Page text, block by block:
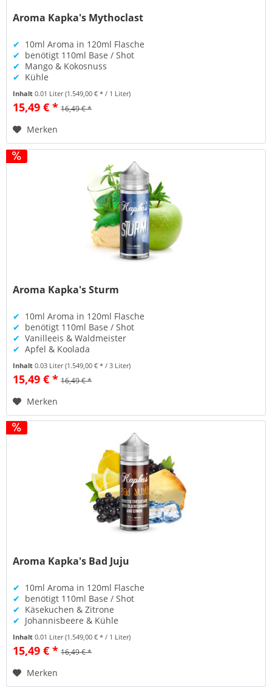
Aroma Kapka's Mythoclast
✔ 10ml Aroma in 120ml Flasche
✔ benötigt 110ml Base / Shot
✔ Mango & Kokosnuss
✔ Kühle
Inhalt0.01 Liter(1.549,00 € * / 1 Liter)
15,49 € * 16,49 € *
Merken
Aroma Kapka's Sturm
✔ 10ml Aroma in 120ml Flasche
✔ benötigt 110ml Base / Shot
✔ Vanilleeis & Waldmeister
✔ Apfel & Koolada
Inhalt0.03 Liter(1.549,00 € * / 3 Liter)
15,49 € * 16,49 € *
Merken
Aroma Kapka's Bad Juju
✔ 10ml Aroma in 120ml Flasche
✔ benötigt 110ml Base / Shot
✔ Käsekuchen & Zitrone
✔ Johannisbeere & Kühle
Inhalt0.01 Liter(1.549,00 € * / 1 Liter)
15,49 € * 16,49 € *
Merken